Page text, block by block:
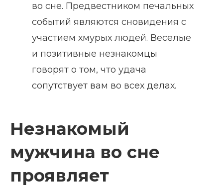
во сне. Предвестником печальных
событий являются сновидения с
участием хмурых людей. Веселые
и позитивные незнакомцы
говорят о том, что удача
сопутствует вам во всех делах.
Незнакомый
мужчина во сне
проявляет